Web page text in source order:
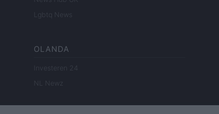
Lgbtq News
OLANDA
Investeren 24
NL Newz